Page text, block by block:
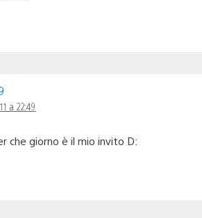
a 22:49
che giorno è il mio invito D: